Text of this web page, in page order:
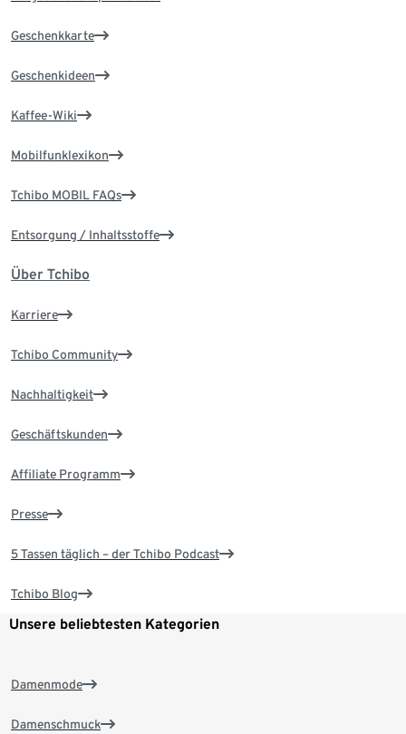
Geschenkkarte
Geschenkideen
Kaffee-Wiki
Mobilfunklexikon
Tchibo MOBIL FAQs
Entsorgung / Inhaltsstoffe
Über Tchibo
Karriere
Tchibo Community
Nachhaltigkeit
Geschäftskunden
Affiliate Programm
Presse
5 Tassen täglich – der Tchibo Podcast
Tchibo Blog
Unsere beliebtesten Kategorien
Damenmode
Damenschmuck